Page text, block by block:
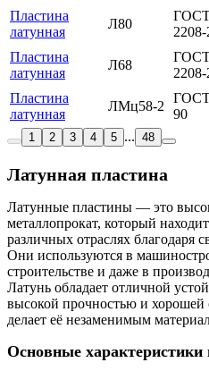
Пластина
латунная
Л80
Пластина
латунная
Л68
Пластина
латунная
ЛМц58-2
90
1
2 3 4 5 ... 48
Латунная пластина
Латунные пластины — это
металлопрокат, который
различных отраслях благодаря
Они используются в
строительстве и даже в
Латунь обладает отличной
высокой прочностью и хорошей
делает её незаменимым
Основные